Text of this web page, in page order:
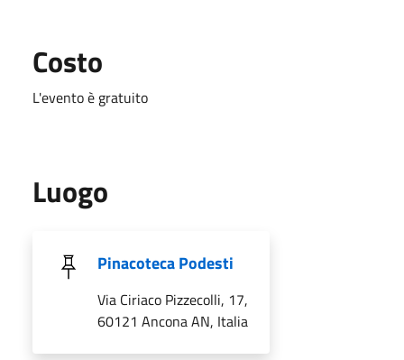
Costo
L'evento è gratuito
Luogo
Pinacoteca Podesti
Via Ciriaco Pizzecolli, 17,
60121 Ancona AN, Italia